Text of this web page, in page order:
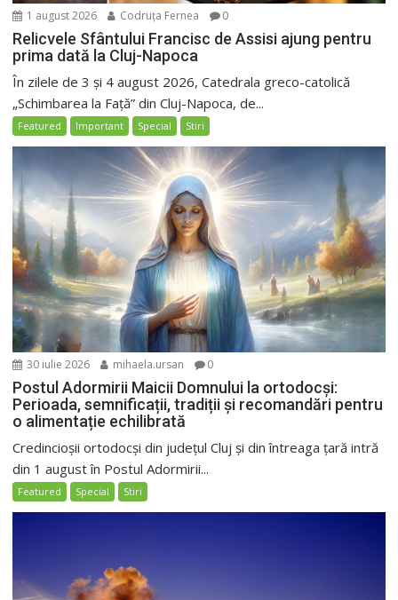
1 august 2026 Codruța Fernea 0
Relicvele Sfântului Francisc de Assisi ajung pentru
prima dată la Cluj-Napoca
În zilele de 3 și 4 august 2026, Catedrala greco-catolică
„Schimbarea la Față” din Cluj-Napoca, de...
Featured Important Special Stiri
30 iulie 2026 mihaela.ursan 0
Postul Adormirii Maicii Domnului la ortodocși:
Perioada, semnificații, tradiții și recomandări pentru
o alimentație echilibrată
Credincioșii ortodocși din județul Cluj și din întreaga țară intră
din 1 august în Postul Adormirii...
Featured Special Stiri